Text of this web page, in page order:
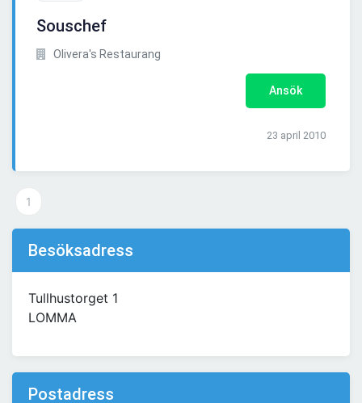
Souschef
Olivera's Restaurang
Ansök
23 april 2010
1
Besöksadress
Tullhustorget 1
LOMMA
Postadress